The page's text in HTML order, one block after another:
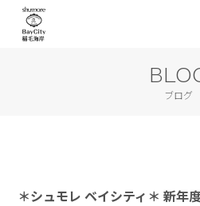
ブログ
＊シュモレ ベイシティ＊ 新年